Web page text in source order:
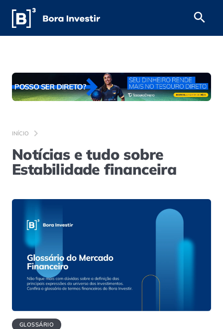
INÍCIO
Notícias e tudo sobre
Estabilidade financeira
GLOSSÁRIO